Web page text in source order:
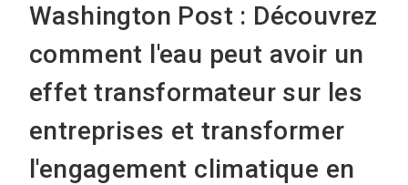
Washington Post : Découvrez
comment l'eau peut avoir un
effet transformateur sur les
entreprises et transformer
l'engagement climatique en